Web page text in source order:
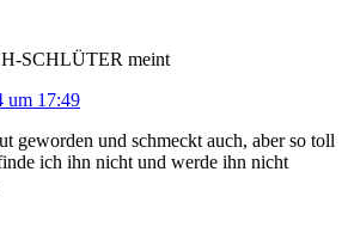
SCHLÜTER meint
um 17:49
geworden und schmeckt auch, aber so toll
ich ihn nicht und werde ihn nicht